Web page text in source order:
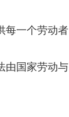
每一个劳动
由国家劳动